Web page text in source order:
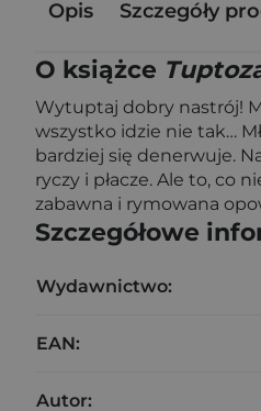
Opis Szczegóły
O książce
Wytuptaj dobry nastrój!
wszystko idzie nie tak…
bardziej się denerwuje.
ryczy i płacze. Ale to, co
zabawna i rymowana
Szczegółowe
Wydawnictwo:
EAN:
Autor: